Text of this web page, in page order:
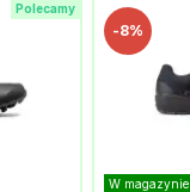
Polecamy
-8%
W magazynie